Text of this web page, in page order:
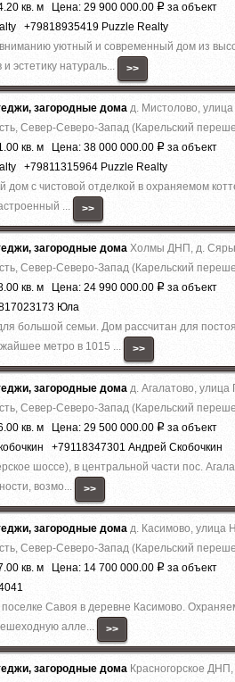
кв. м Цена: 29 900 000.00 Р за объект
+79818935419 Puzzle Realty
уютный и современный дом из
эстетику натураль...
>>
загородные дома д. Мистолово,
Север-Северо-Запад (Карельский
кв. м Цена: 38 000 000.00 Р за объект
+79811315964 Puzzle Realty
с чистовой отделкой в охраняемом
...
>>
загородные дома Холмы ДНП, д.
Север-Северо-Запад (Карельский
кв. м Цена: 24 990 000.00 Р за объект
Юла
большой семьи. Дом рассчитан для
метро в 1015 ...
>>
загородные дома д. Агалатово,
Север-Северо-Запад (Карельский
кв. м Цена: 29 500 000.00 Р за объект
+79118347301 Андрей Скобочкин
шоссе), в центральной части пос.
возмо...
>>
загородные дома д. Касимово, улица
Север-Северо-Запад (Карельский
кв. м Цена: 14 700 000.00 Р за объект
Савоя в деревне Касимово.
алле...
>>
загородные дома Красногорское